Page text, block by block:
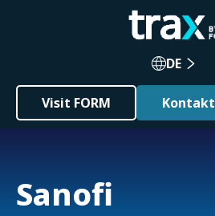
DE
Visit FORM Kontakt
Sanofi